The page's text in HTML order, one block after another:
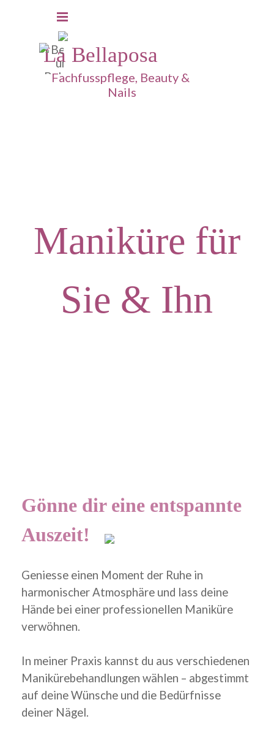
La Bellaposa
Fachfusspflege, Beauty &
Nails
Menü überspringen
Maniküre für
Sie & Ihn
Gönne dir eine entspannte
Auszeit!
Geniesse einen Moment der Ruhe in
harmonischer Atmosphäre und lass deine
Hände bei einer professionellen Maniküre
verwöhnen.
In meiner Praxis kannst du aus verschiedenen
Manikürebehandlungen wählen – abgestimmt
auf deine Wünsche und die Bedürfnisse
deiner Nägel.